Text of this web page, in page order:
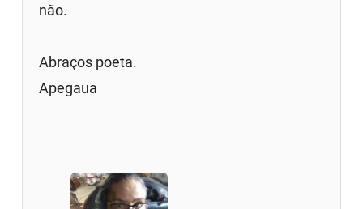
não.
Abraços poeta.
Apegaua